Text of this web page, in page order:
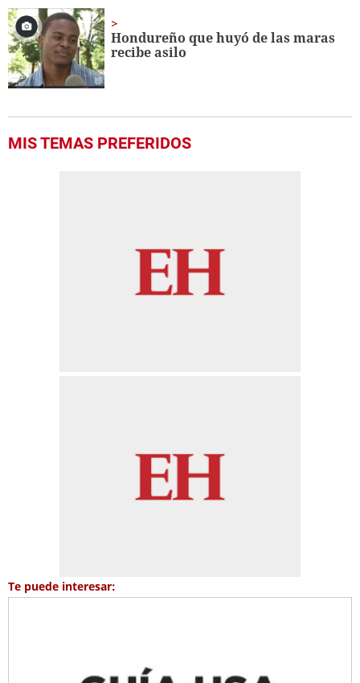
Hondureño que huyó de las maras
recibe asilo
MIS TEMAS PREFERIDOS
Te puede interesar: